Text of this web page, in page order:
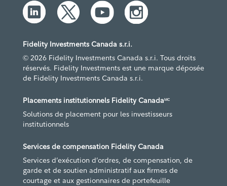
Fidelity Investments Canada s.r.i.
© 2026 Fidelity Investments Canada s.r.i. Tous droits
réservés. Fidelity Investments est une marque déposée
de Fidelity Investments Canada s.r.i.
Placements institutionnels Fidelity CanadaMC
Solutions de placement pour les investisseurs
institutionnels
Services de compensation Fidelity Canada
Services d’exécution d’ordres, de compensation, de
garde et de soutien administratif aux firmes de
courtage et aux gestionnaires de portefeuille